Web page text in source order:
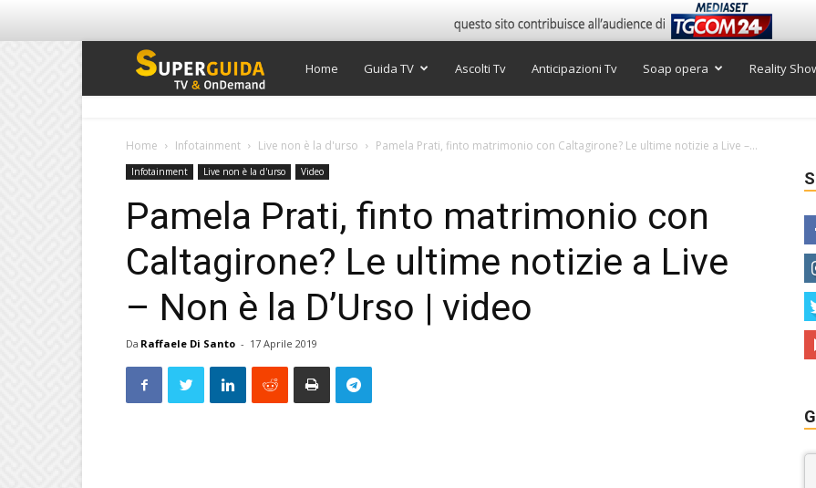
Super
TV
Home Guida TV Ascolti Tv Anticipazioni Tv Soap opera Reality
Home Infotainment Live non è la d'urso Pamela Prati, finto matrimonio con Caltagirone? Le ultime notizie a Live –...
Infotainment Live non è la d'urso Video
Pamela Prati, finto matrimonio con
Caltagirone? Le ultime notizie a Live
– Non è la D’Urso | video
Da Raffaele Di Santo - 17 Aprile 2019